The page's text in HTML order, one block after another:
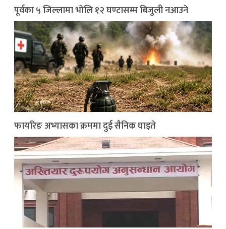
पूर्वका ५ जिल्लामा भाेलि १२ घण्टासम्म बिजुली नआउने
फायरिङ अभ्यासका क्रममा दुई सैनिक घाइते